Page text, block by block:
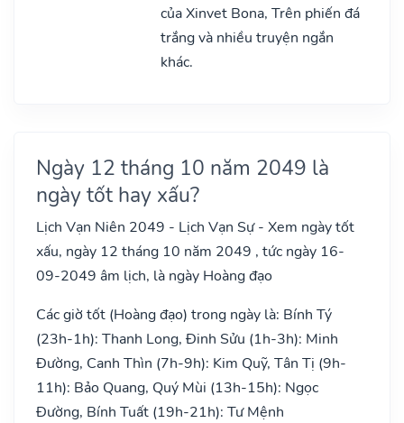
của Xinvet Bona, Trên phiến đá
trắng và nhiều truyện ngắn
khác.
Ngày 12 tháng 10 năm 2049 là
ngày tốt hay xấu?
Lịch Vạn Niên 2049 - Lịch Vạn Sự - Xem ngày tốt
xấu, ngày 12 tháng 10 năm 2049 , tức ngày 16-
09-2049 âm lịch, là ngày Hoàng đạo
Các giờ tốt (Hoàng đạo) trong ngày là: Bính Tý
(23h-1h): Thanh Long, Đinh Sửu (1h-3h): Minh
Đường, Canh Thìn (7h-9h): Kim Quỹ, Tân Tị (9h-
11h): Bảo Quang, Quý Mùi (13h-15h): Ngọc
Đường, Bính Tuất (19h-21h): Tư Mệnh